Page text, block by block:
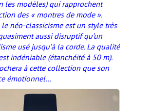
les modèles) qui rapprochent
des « montres de mode ».
néo-classicisme est un style très
aussi disruptif qu’un
usé jusqu’à la corde. La qualité
indéniable (étanchéité à 50 m).
à cette collection que son
émotionnel…